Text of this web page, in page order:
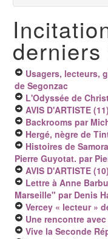
derniers
Usagers, lecteurs,
de Segonzac
L'Odyssée de
AVIS D'ARTISTE (11)
Backrooms par
Hergé, nègre de
Histoires de
Pierre Guyotat. par
AVIS D'ARTISTE (10)
Lettre à Anne
Marseille" par Denis
Vercey « lecteur »
Une rencontre
Vive la Seconde